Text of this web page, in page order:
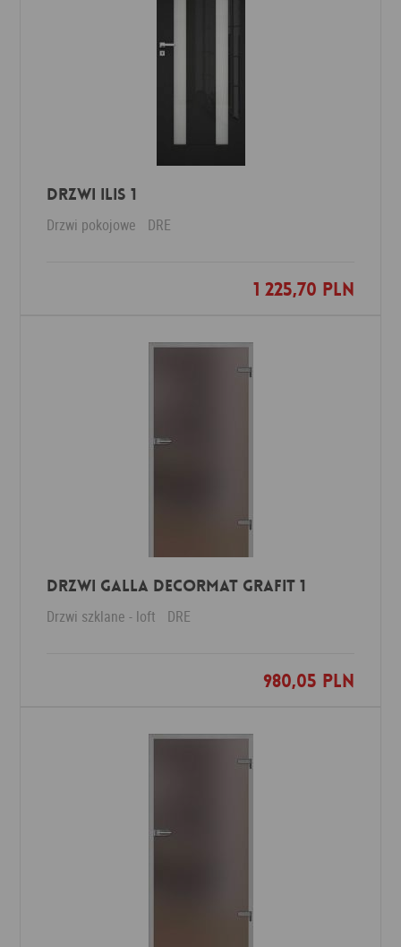
Drzwi Ilis 1
Drzwi pokojowe DRE
1 225,70 PLN
Dodaj do ulubionych
Drzwi Galla decormat grafit 1
Drzwi szklane - loft DRE
980,05 PLN
Dodaj do ulubionych